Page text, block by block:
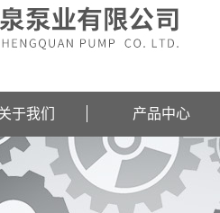
于我们 产品中心